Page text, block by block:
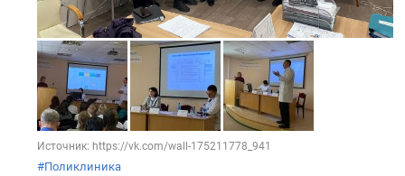
Источник: https://vk.com/wall-175211778_941
#Поликлиника